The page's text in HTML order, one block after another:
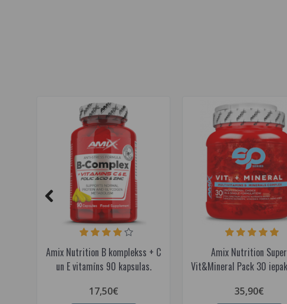
Amix Nutrition B komplekss + C
un E vitamīns 90 kapsulas.
17,50€
Amix Nutrition Super
Vit&Mineral Pack 30
35,90€